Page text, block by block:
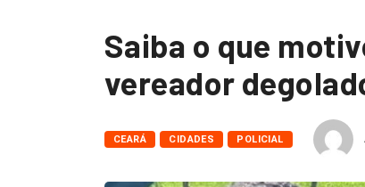
Saiba o que
vereador
CEARÁ CIDADES POLICIAL